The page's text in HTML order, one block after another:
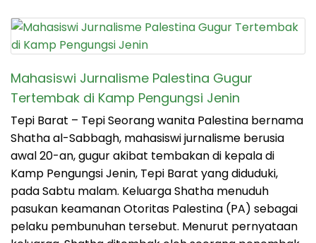
Mahasiswi Jurnalisme Palestina Gugur
Tertembak di Kamp Pengungsi Jenin
Tepi Barat – Tepi Seorang wanita Palestina bernama
Shatha al-Sabbagh, mahasiswi jurnalisme berusia
awal 20-an, gugur akibat tembakan di kepala di
Kamp Pengungsi Jenin, Tepi Barat yang diduduki,
pada Sabtu malam. Keluarga Shatha menuduh
pasukan keamanan Otoritas Palestina (PA) sebagai
pelaku pembunuhan tersebut. Menurut pernyataan